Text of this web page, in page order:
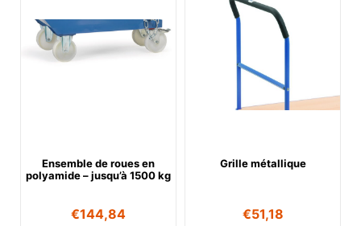
Ensemble de roues en
polyamide – jusqu’à 1500 kg
€144,84
Grille métallique
€51,18